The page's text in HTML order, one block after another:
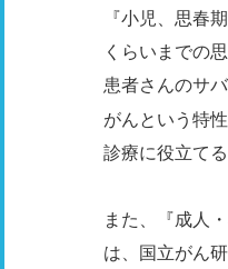
『小児、思春
くらいまでの
患者さんのサ
がんという特
診療に役立て
また、『成人
は、国立がん